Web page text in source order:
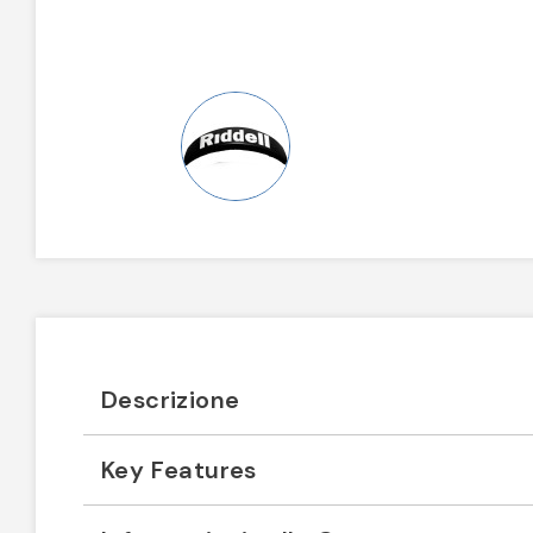
Descrizione
Key Features